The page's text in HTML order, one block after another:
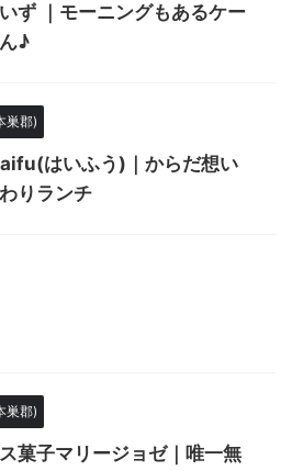
ず ｜モーニングもあるケー
♪
巣郡)
はいふう)｜からだ想い
りランチ
巣郡)
菓子マリージョゼ｜唯一無